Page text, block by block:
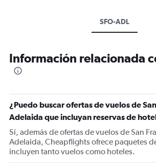
SFO-ADL
Información relacionada
¿Puedo buscar ofertas de vuelos de
Adelaida que incluyan reservas de
Sí, además de ofertas de vuelos de San
Adelaida, Cheapflights ofrece paquetes
incluyen tanto vuelos como hoteles.